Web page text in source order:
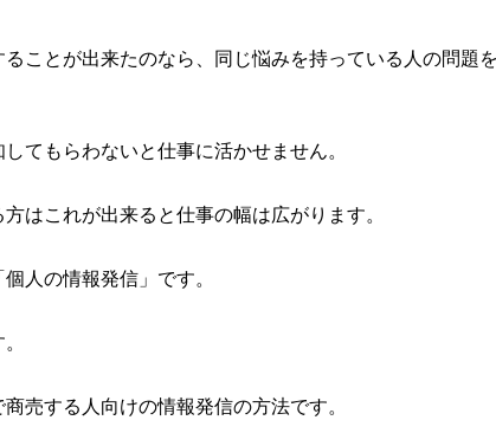
ことが出来たのなら、同じ悩みを持っている人の問題
てもらわないと仕事に活かせません。
はこれが出来ると仕事の幅は広がります。
人の情報発信」です。
売する人向けの情報発信の方法です。